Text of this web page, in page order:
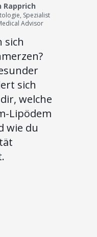
Rapprich
Spezialist
Advisor
sich
sich
welche
Lipödem
wie du